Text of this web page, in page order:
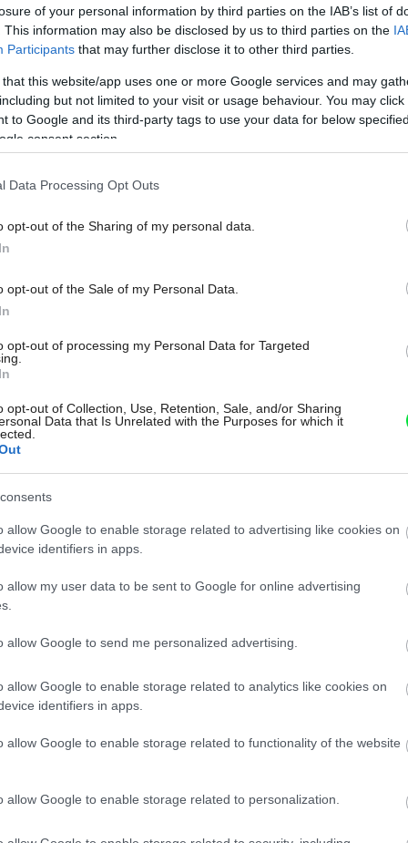
of your personal information by third parties on the IAB’s list of
This information may also be disclosed by us to third parties on the
Participants that may further disclose it to other third parties.
that this website/app uses one or more Google services and may
but not limited to your visit or usage behaviour. You may
to Google and its third-party tags to use your data for below
consent section.
Data Processing Opt Outs
opt-out of the Sharing of my personal data.
opt-out of the Sale of my Personal Data.
opt-out of processing my Personal Data for Targeted
opt-out of Collection, Use, Retention, Sale, and/or Sharing
Data that Is Unrelated with the Purposes for which it
allow Google to enable storage related to advertising like cookies on
identifiers in apps.
allow my user data to be sent to Google for online advertising
allow Google to send me personalized advertising.
allow Google to enable storage related to analytics like cookies on
identifiers in apps.
allow Google to enable storage related to functionality of the website
allow Google to enable storage related to personalization.
so starou záhradou vyrástol
s lúkou na streche a
slnkom
rodinných domov je dnes
A0. A tú možno najjednoduchšie
Pri iných technológiách je vždy
zdrojom (solárna termika, fotovoltika,
dostáva nad sumu, ktorú by ste
čerpadla. Navyše na Slovensku
podpory pri kúpe tepelného čerpadla, čo
návratnosť.
domu, ale aj prípravu teplej vody